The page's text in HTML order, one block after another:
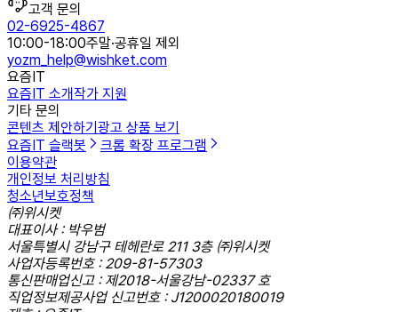
고객 문의
02-6925-4867
10:00-18:00주말·공휴일 제외
yozm_help@wishket.com
요즘IT
요즘IT 소개작가 지원
기타 문의
콘텐츠 제안하기 광고 상품 보기
요즘IT 슬랙봇
크롬 확장 프로그램
이용약관
개인정보 처리방침
청소년보호정책
㈜위시켓
대표이사 : 박우범
서울특별시 강남구 테헤란로 211 3층 ㈜위시켓
사업자등록번호 : 209-81-57303
통신판매업신고 : 제2018-서울강남-02337 호
직업정보제공사업 신고번호 : J1200020180019